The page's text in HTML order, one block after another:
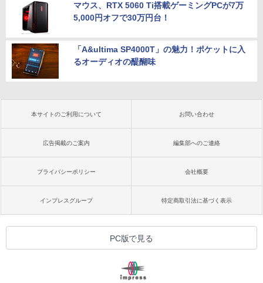
マウス、RTX 5060 Ti搭載ゲーミングPCが7万
5,000円オフで30万円台！
「A&ultima SP4000T」の魅力！ポケットに入
るオーディオの醍醐味
本サイトのご利用について お問い合わせ
広告掲載のご案内 編集部へのご連絡
プライバシーポリシー 会社概要
インプレスグループ 特定商取引法に基づく表示
PC版で見る